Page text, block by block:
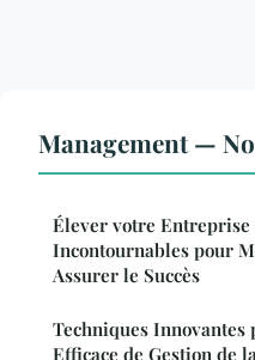
Management —
Élever votre Entreprise
Incontournables pour
Assurer le Succès
Techniques
Efficace de Gestion de